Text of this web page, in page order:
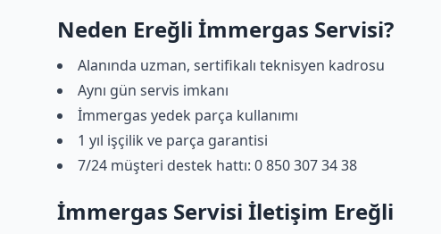
Neden Ereğli İmmergas Servisi?
Alanında uzman, sertifikalı teknisyen kadrosu
Aynı gün servis imkanı
İmmergas yedek parça kullanımı
1 yıl işçilik ve parça garantisi
7/24 müşteri destek hattı: 0 850 307 34 38
İmmergas Servisi İletişim Ereğli